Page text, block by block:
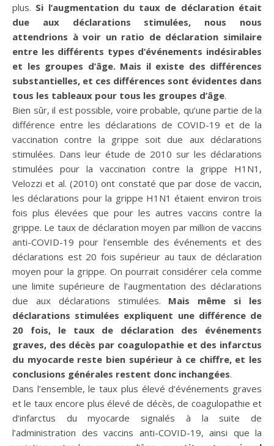
plus. Si l’augmentation du taux de déclaration était
due aux déclarations stimulées, nous nous
attendrions à voir un ratio de déclaration similaire
entre les différents types d’événements indésirables
et les groupes d’âge. Mais il existe des différences
substantielles, et ces différences sont évidentes dans
tous les tableaux pour tous les groupes d’âge.
Bien sûr, il est possible, voire probable, qu’une partie de la
différence entre les déclarations de COVID-19 et de la
vaccination contre la grippe soit due aux déclarations
stimulées. Dans leur étude de 2010 sur les déclarations
stimulées pour la vaccination contre la grippe H1N1,
Velozzi et al. (2010) ont constaté que par dose de vaccin,
les déclarations pour la grippe H1N1 étaient environ trois
fois plus élevées que pour les autres vaccins contre la
grippe. Le taux de déclaration moyen par million de vaccins
anti-COVID-19 pour l’ensemble des événements et des
déclarations est 20 fois supérieur au taux de déclaration
moyen pour la grippe. On pourrait considérer cela comme
une limite supérieure de l’augmentation des déclarations
due aux déclarations stimulées. Mais même si les
déclarations stimulées expliquent une différence de
20 fois, le taux de déclaration des événements
graves, des décès par coagulopathie et des infarctus
du myocarde reste bien supérieur à ce chiffre, et les
conclusions générales restent donc inchangées.
Dans l’ensemble, le taux plus élevé d’événements graves
et le taux encore plus élevé de décès, de coagulopathie et
d’infarctus du myocarde signalés à la suite de
l’administration des vaccins anti-COVID-19, ainsi que la